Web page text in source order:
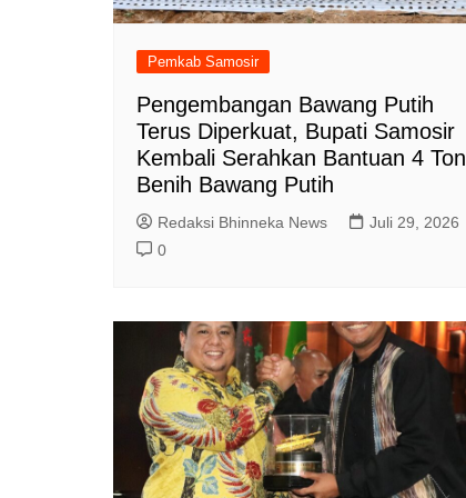
Pemkab Samosir
Pengembangan Bawang Putih
Terus Diperkuat, Bupati Samosir
Kembali Serahkan Bantuan 4 Ton
Benih Bawang Putih
Redaksi Bhinneka News
Juli 29, 2026
0